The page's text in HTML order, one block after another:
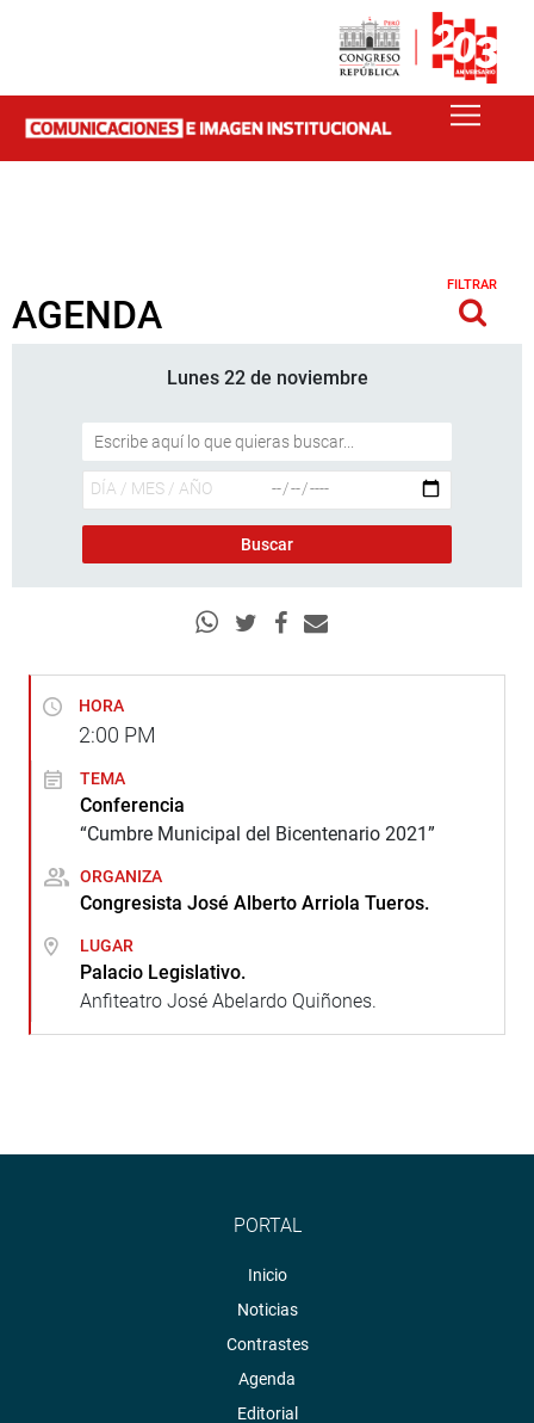
AGENDA
FILTRAR
Lunes 22 de noviembre
HORA
2:00 PM
TEMA
Conferencia
“Cumbre Municipal del Bicentenario 2021”
ORGANIZA
Congresista José Alberto Arriola Tueros.
LUGAR
Palacio Legislativo.
Anfiteatro José Abelardo Quiñones.
PORTAL
Inicio
Noticias
Contrastes
Agenda
Editorial